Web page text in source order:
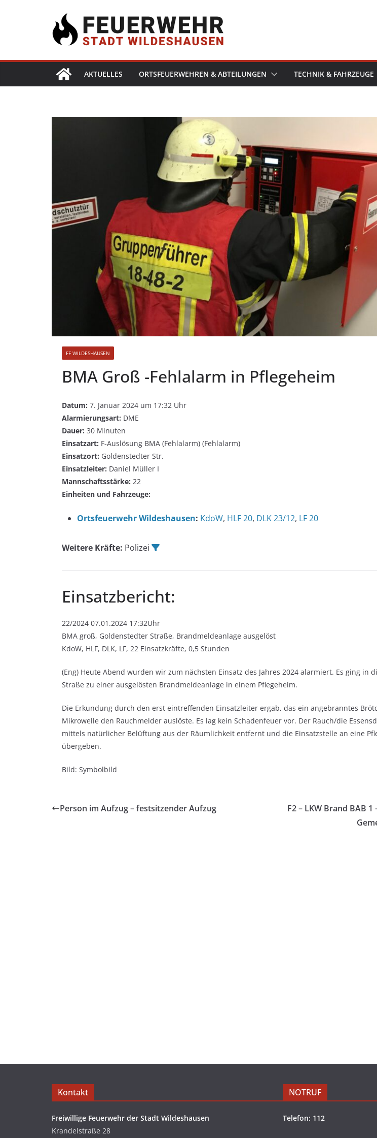
AKTUELLES ORTSFEUERWEHREN & ABTEILUNGEN TECHNIK & FAHRZEUGE
FF WILDESHAUSEN
BMA Groß -Fehlalarm in Pflegeheim
Datum: 7. Januar 2024 um 17:32 Uhr
Alarmierungsart: DME
Dauer: 30 Minuten
Einsatzart: F-Auslösung BMA (Fehlalarm) (Fehlalarm)
Einsatzort: Goldenstedter Str.
Einsatzleiter: Daniel Müller I
Mannschaftsstärke: 22
Einheiten und Fahrzeuge:
Ortsfeuerwehr Wildeshausen: KdoW, HLF 20, DLK 23/12, LF 20
Weitere Kräfte: Polizei
Einsatzbericht:
22/2024 07.01.2024 17:32Uhr
BMA groß, Goldenstedter Straße, Brandmeldeanlage ausgelöst
KdoW, HLF, DLK, LF, 22 Einsatzkräfte, 0,5 Stunden
(Eng) Heute Abend wurden wir zum nächsten Einsatz des Jahres 2024 alarmiert. Es ging in
Straße zu einer ausgelösten Brandmeldeanlage in einem Pflegeheim.
Die Erkundung durch den erst eintreffenden Einsatzleiter ergab, das ein angebranntes
Mikrowelle den Rauchmelder auslöste. Es lag kein Schadenfeuer vor. Der Rauch/die
mittels natürlicher Belüftung aus der Räumlichkeit entfernt und die Einsatzstelle an eine
übergeben.
Bild: Symbolbild
Person im Aufzug – festsitzender Aufzug
F2 – LKW Brand BAB
Kontakt
Freiwillige Feuerwehr der Stadt Wildeshausen
Krandelstraße 28
NOTRUF
Telefon: 112